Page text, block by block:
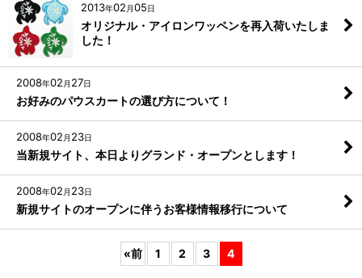
2013年02 月05日
オリジナル・アイロンワッペンを再入荷いたしま
した！
2008年02 月 27日
お好みのパウスカートの選び方について！
2008年02 月 23日
当新規サイト、本日よりグランド・オープンとします！
2008年02 月 23日
新規サイトのオープンに伴うお客様情報移行について
«前 1 2 3 4